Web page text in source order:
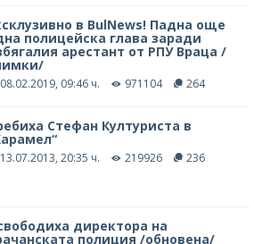
в BulNews! Падна още
полицейска глава заради
арестант от РПУ Враца /
08.02.2019, 09:46 ч. 971104 264
Стефан Културиста в
13.07.2013, 20:35 ч. 219926 236
директора на
полиция /обновена/